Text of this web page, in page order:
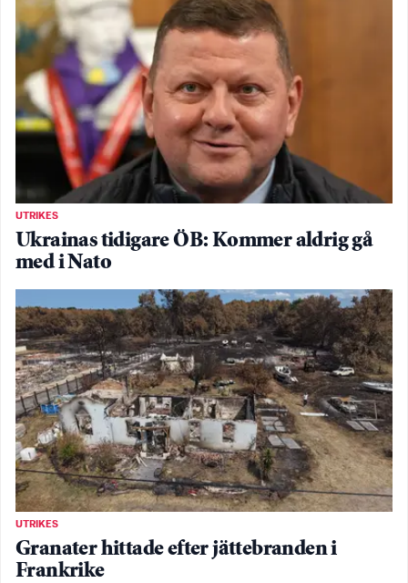
UTRIKES
Ukrainas tidigare ÖB: Kommer aldrig gå
med i Nato
UTRIKES
Granater hittade efter jättebranden i
Frankrike